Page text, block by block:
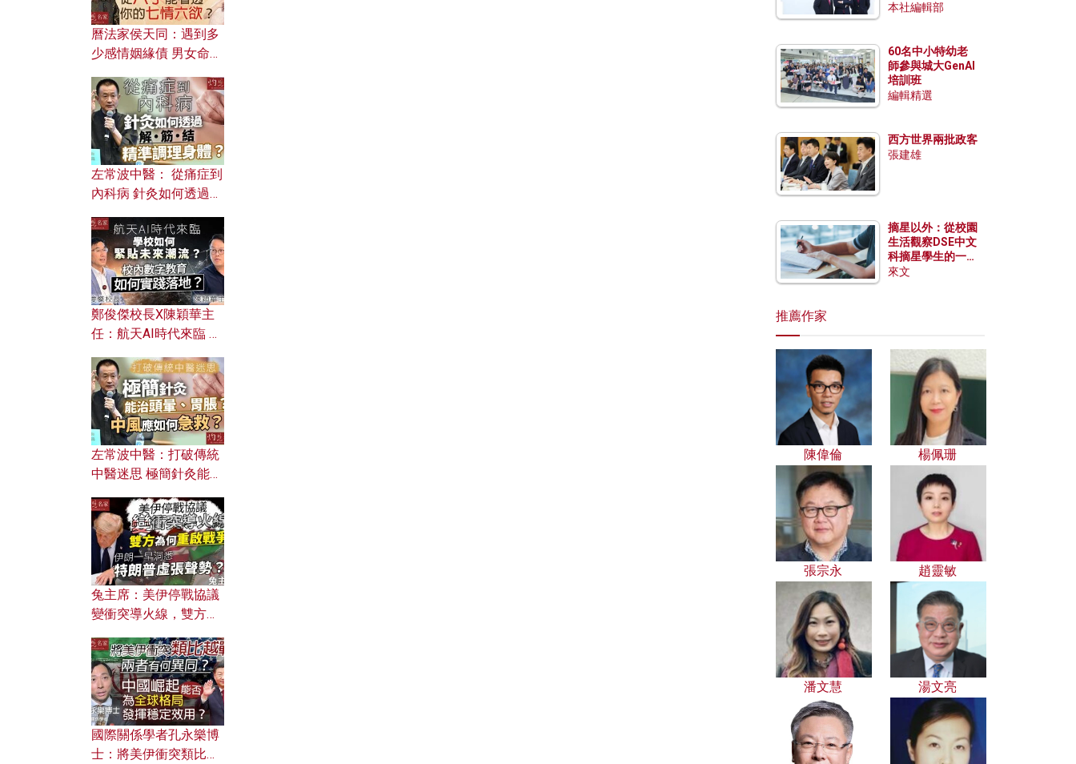
曆法家侯天同：遇到多
少感情姻緣債 男女命途
的七情六欲？
左常波中醫： 從痛症到
內科病 針灸如何透過解
鄭俊傑校長X陳穎華主
任：航天AI時代來臨 學
校內數字教育如何實踐
落地？
左常波中醫：打破傳統
中醫迷思 極簡針灸能治
何急救？
兔主席：美伊停戰協議
變衝突導火線，雙方為
洞悉特朗普虛張聲勢？
國際關係學者孔永樂博
士：將美伊衝突類比越
本社編輯部
60名中小特幼老
師參與城大GenAI
培訓班
編輯精選
西方世界兩批政客
張建雄
摘星以外：從校園
生活觀察DSE中文
科摘星學生的一點
特質
來文
推薦作家
陳偉倫 楊佩珊
張宗永 趙靈敏
潘文慧 湯文亮